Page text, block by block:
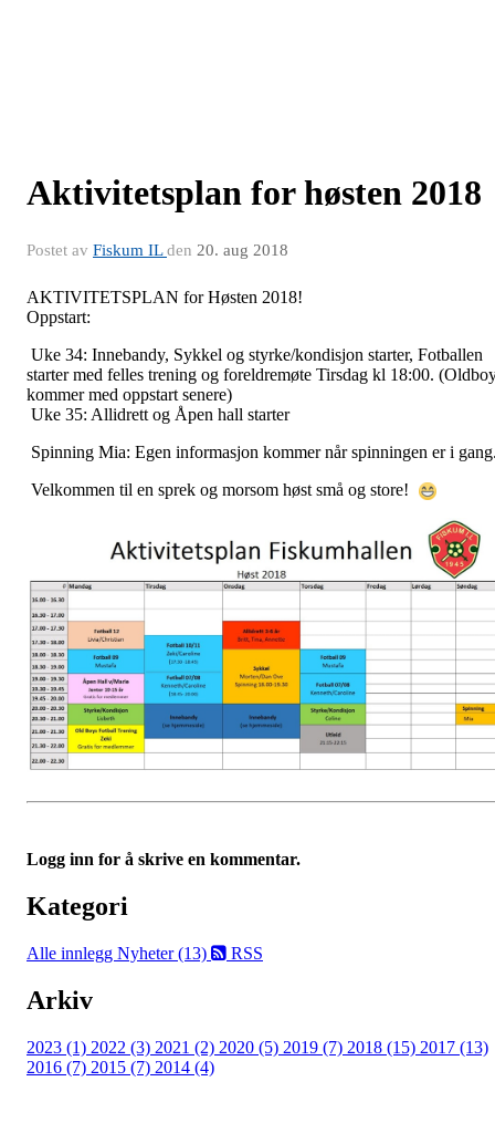
Aktivitetsplan for høsten 2018
Postet av Fiskum ILden 20. aug 2018
AKTIVITETSPLAN for Høsten 2018!
Oppstart:
Uke 34: Innebandy, Sykkel og styrke/kondisjon starter, Fotballen
starter med felles trening og foreldremøte Tirsdag kl 18:00.
kommer med oppstart senere)
Uke 35: Allidrett og Åpen hall starter
Spinning Mia: Egen informasjon kommer når spinningen er i
Velkommen til en sprek og morsom høst små og store!
Logg inn for å skrive en kommentar.
Kategori
Alle innlegg Nyheter (13) RSS
Arkiv
2023 (1) 2022 (3) 2021 (2) 2020 (5) 2019 (7) 2018 (15) 2017 (13)
2016 (7) 2015 (7) 2014 (4)